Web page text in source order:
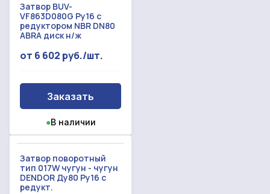
Затвор BUV-
VF863D080G Ру16 с
редуктором NBR DN80
ABRA диск н/ж
от 6 602 руб./шт.
Заказать
●В наличии
Затвор поворотный
тип 017W чугун - чугун
DENDOR Ду80 Ру16 с
редукт.